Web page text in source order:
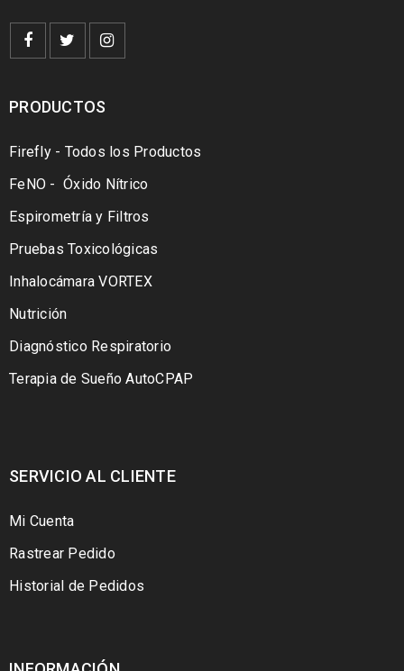
PRODUCTOS
Firefly - Todos los Productos
FeNO - Óxido Nítrico
Espirometría y Filtros
Pruebas Toxicológicas
Inhalocámara VORTEX
Nutrición
Diagnóstico Respiratorio
Terapia de Sueño AutoCPAP
SERVICIO AL CLIENTE
Mi Cuenta
Rastrear Pedido
Historial de Pedidos